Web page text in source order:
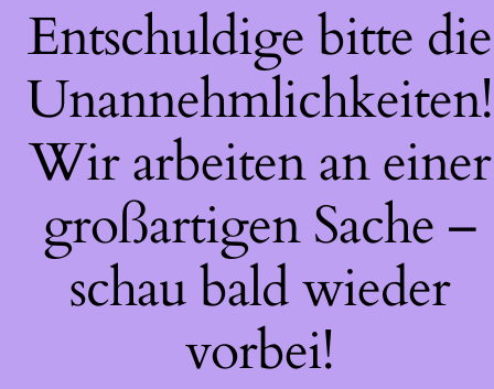
Entschuldige bitte die
Unannehmlichkeiten!
Wir arbeiten an einer
großartigen Sache –
schau bald wieder
vorbei!